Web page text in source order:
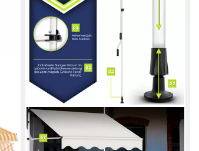
TILLVEX
Klemmmarkise Balkonmarkise ohne
Bohren, Markise mit Handkurbel &